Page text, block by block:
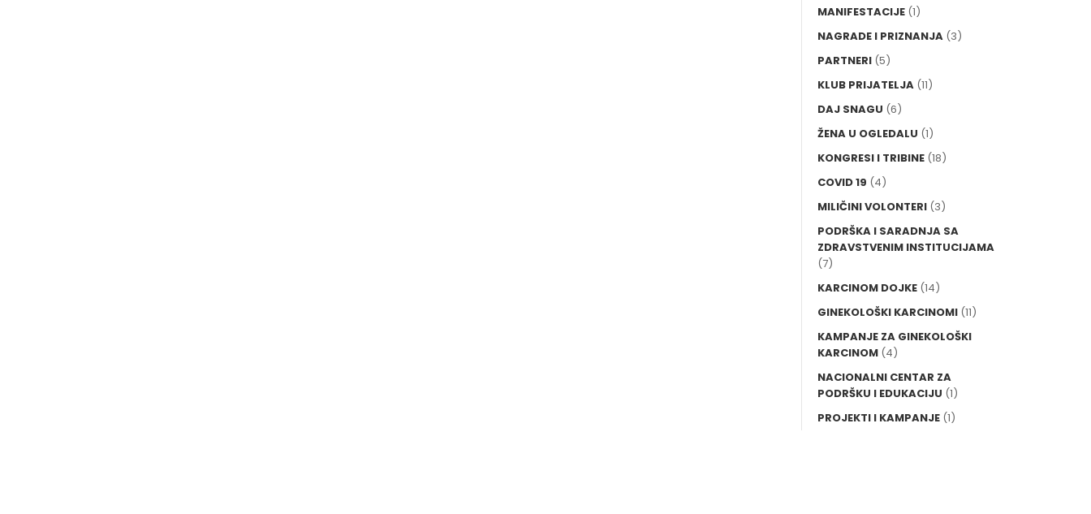
MANIFESTACIJE (1)
NAGRADE I PRIZNANJA (3)
PARTNERI (5)
KLUB PRIJATELJA (11)
DAJ SNAGU (6)
ŽENA U OGLEDALU (1)
KONGRESI I TRIBINE (18)
COVID 19 (4)
MILIČINI VOLONTERI (3)
PODRŠKA I SARADNJA SA
ZDRAVSTVENIM INSTITUCIJAMA
(7)
KARCINOM DOJKE (14)
GINEKOLOŠKI KARCINOMI (11)
KAMPANJE ZA GINEKOLOŠKI
KARCINOM (4)
NACIONALNI CENTAR ZA
PODRŠKU I EDUKACIJU (1)
PROJEKTI I KAMPANJE (1)